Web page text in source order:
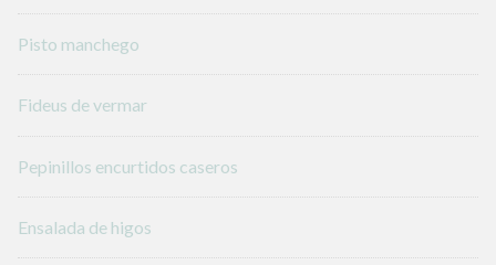
Pisto manchego
Fideus de vermar
Pepinillos encurtidos caseros
Ensalada de higos